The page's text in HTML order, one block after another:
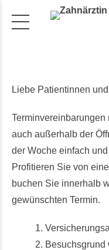
Liebe Patientinnen
auch außerhalb der
der Woche einfach
Profitieren Sie von
buchen Sie innerhalb
gewünschten Termin.
1.
2. Besuchsgrund